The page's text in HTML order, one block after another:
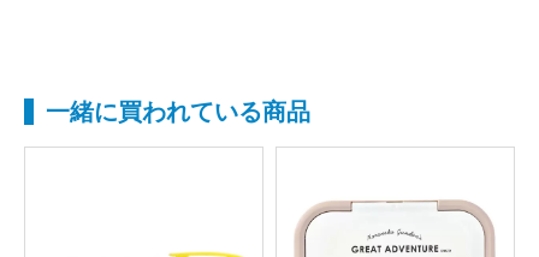
一緒に買われている商品